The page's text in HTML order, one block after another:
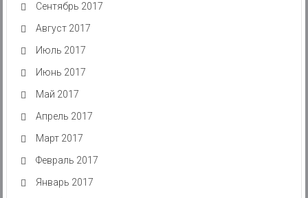
Сентябрь 2017
Август 2017
Июль 2017
Июнь 2017
Май 2017
Апрель 2017
Март 2017
Февраль 2017
Январь 2017